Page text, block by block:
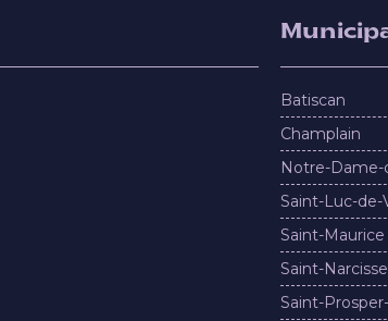
Batiscan
Champlain
Notre-Dame-
Saint-Luc-de-
Saint-Maurice
Saint-Narcisse
Saint-